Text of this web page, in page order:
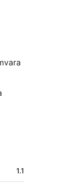
1.1